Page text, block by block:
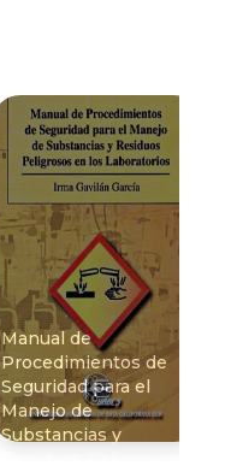
Manual de
Procedimientos de
Seguridad para el
Manejo de
Substancias y